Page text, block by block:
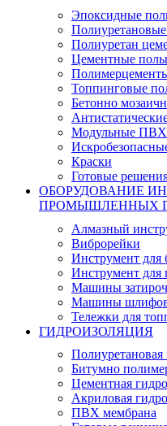
Эпоксидные
Полиуретан
Цементные полы
Топпинговые
Бетонно
Модульные ПВХ
Краски
Готовые
ОБОРУДОВАНИЕ
ПРОМЫШЛЕННЫХ
Алмазный
Виброрейки
Инструмент для
Инструмент для
Машины
Машины
Тележки для
ГИДРОИЗОЛЯЦИЯ
Полиуретановая
Битумно
Цементная
Акриловая
ПВХ мембрана